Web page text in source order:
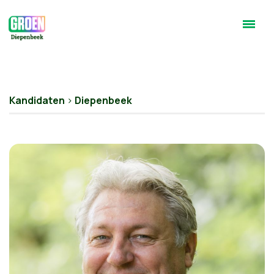
Kandidaten > Diepenbeek